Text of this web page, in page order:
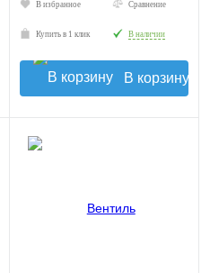
В избранное Сравнение
Купить в 1 клик В наличии
В корзину